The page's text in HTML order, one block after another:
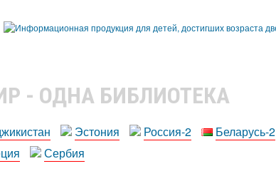
- ОДНА БИБЛИОТЕКА
Эстония Россия-2
Беларусь-2
Сербия